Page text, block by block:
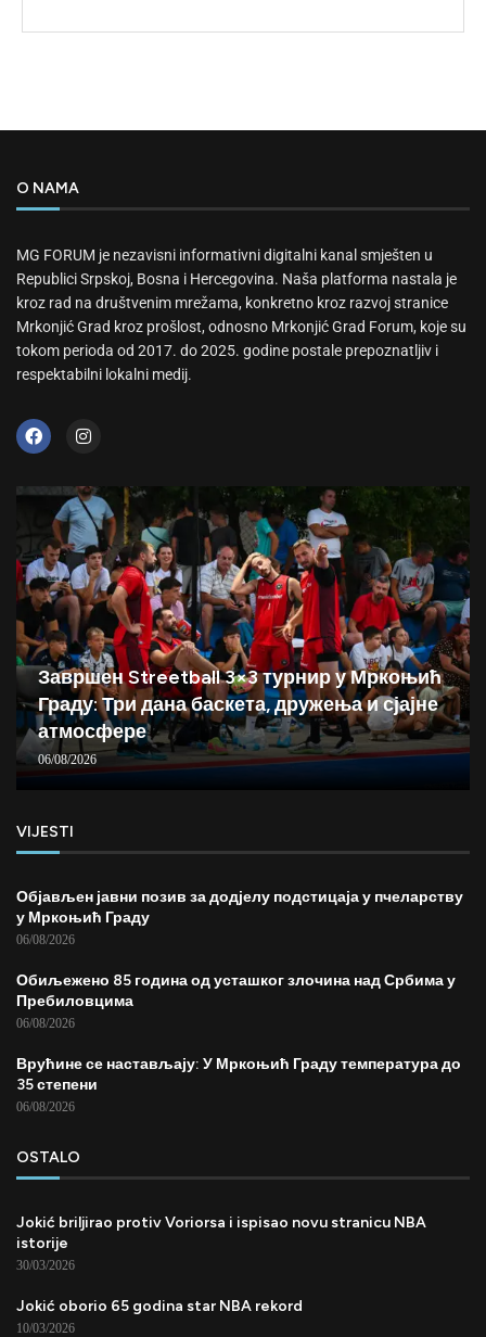
O NAMA
MG FORUM je nezavisni informativni digitalni kanal smješten u
Republici Srpskoj, Bosna i Hercegovina. Naša platforma nastala je
kroz rad na društvenim mrežama, konkretno kroz razvoj stranice
Mrkonjić Grad kroz prošlost, odnosno Mrkonjić Grad Forum, koje su
tokom perioda od 2017. do 2025. godine postale prepoznatljiv i
respektabilni lokalni medij.
Завршен Streetball 3×3 турнир у Мркоњић
Граду: Три дана баскета, дружења и сјајне
атмосфере
06/08/2026
VIJESTI
Објављен јавни позив за додјелу подстицаја у пчеларству
у Мркоњић Граду
06/08/2026
Обиљежено 85 година од усташког злочина над Србима у
Пребиловцима
06/08/2026
Врућине се настављају: У Мркоњић Граду температура до
35 степени
06/08/2026
OSTALO
Jokić briljirao protiv Voriorsa i ispisao novu stranicu NBA
istorije
30/03/2026
Jokić oborio 65 godina star NBA rekord
10/03/2026